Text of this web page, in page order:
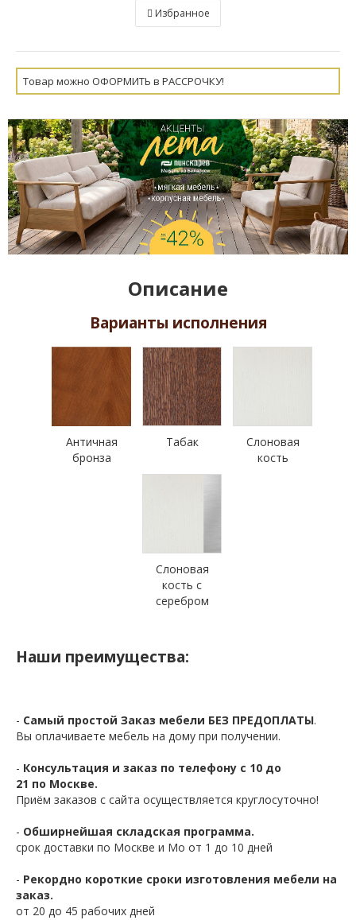
Избранное
Товар можно ОФОРМИТЬ в РАССРОЧКУ!
Описание
Варианты исполнения
Античная
бронза
Табак
Слоновая
кость
Слоновая
кость с
серебром
Наши преимущества:
- Самый простой Заказ мебели БЕЗ ПРЕДОПЛАТЫ.
Вы оплачиваете мебель на дому при получении.
- Консультация и заказ по телефону с 10 до
21 по Москве.
Приём заказов с сайта осуществляется круглосуточно!
- Обширнейшая складская программа.
срок доставки по Москве и Мо от 1 до 10 дней
- Рекордно короткие сроки изготовления мебели на
заказ.
от 20 до 45 рабочих дней